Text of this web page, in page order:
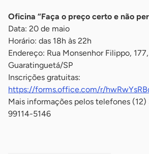
Oficina “Faça o preço certo e não
Data: 20 de maio
Horário: das 18h às 22h
Endereço: Rua Monsenhor Filippo,
Guaratinguetá/SP
Inscrições gratuitas:
https://forms.office.com/r/
Mais informações pelos telefones
99114-5146